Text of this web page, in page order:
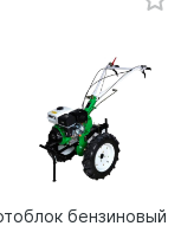
бензиновый